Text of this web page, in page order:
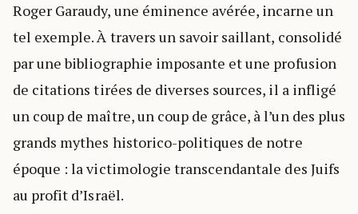
Roger Garaudy, une éminence avérée, incarne un
tel exemple. À travers un savoir saillant, consolidé
par une bibliographie imposante et une profusion
de citations tirées de diverses sources, il a infligé
un coup de maître, un coup de grâce, à l’un des plus
grands mythes historico-politiques de notre
époque : la victimologie transcendantale des Juifs
au profit d’Israël.